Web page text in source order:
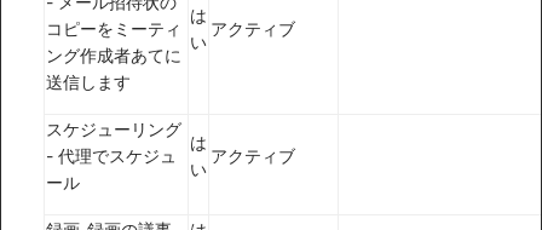
コピーをミーティ
ング作成者あてに
送信します
は
い
アクティブ
スケジューリング
- 代理でスケジュ
ール
は
い
アクティブ